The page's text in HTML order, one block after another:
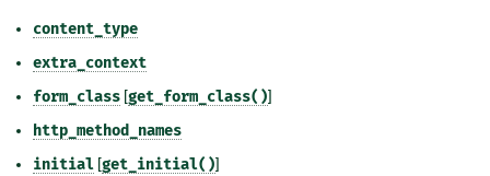
content_type
extra_context
form_class [get_form_class()]
http_method_names
initial [get_initial()]